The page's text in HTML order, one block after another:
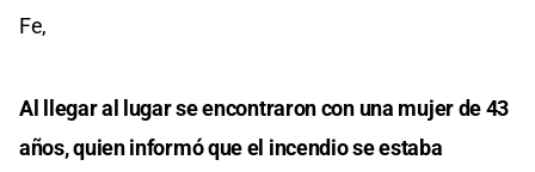
Fe,
Al llegar al lugar se encontraron con una mujer de 43
años, quien informó que el incendio se estaba